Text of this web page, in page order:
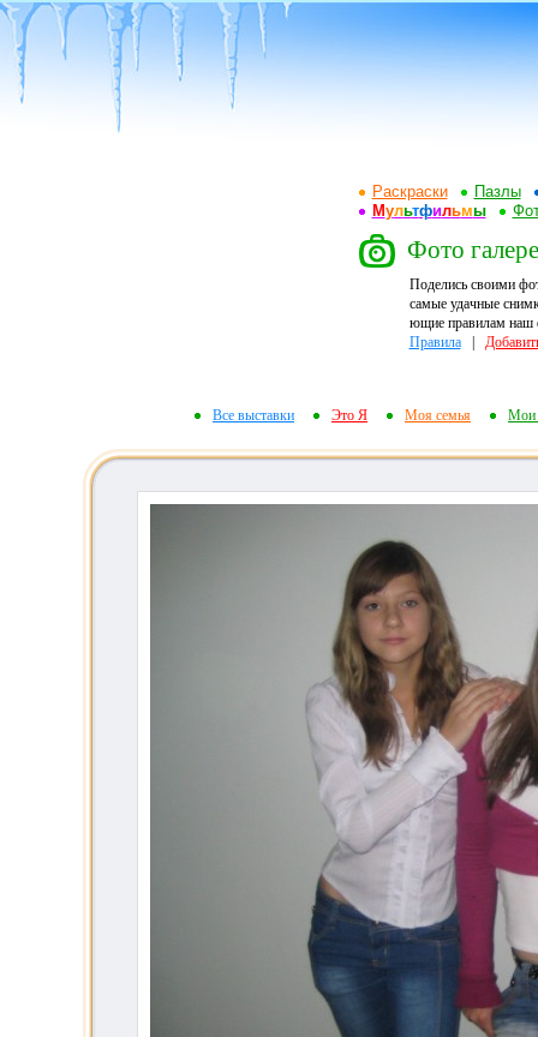
Раскраски
Пазлы
Мультфильмы
Фото
Поделись своими
самые удачные
ющие правилам наш
Правила|
Все выставки Это Я Моя семья Мои